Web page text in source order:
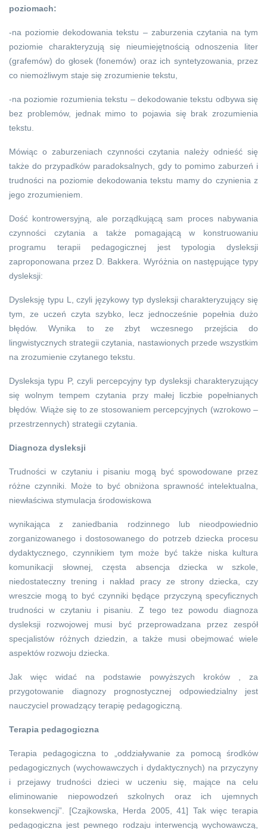
poziomach:
-na poziomie dekodowania tekstu – zaburzenia czytania na tym
poziomie charakteryzują się nieumiejętnością odnoszenia liter
(grafemów) do głosek (fonemów) oraz ich syntetyzowania, przez
co niemożliwym staje się zrozumienie tekstu,
-na poziomie rozumienia tekstu – dekodowanie tekstu odbywa się
bez problemów, jednak mimo to pojawia się brak zrozumienia
tekstu.
Mówiąc o zaburzeniach czynności czytania należy odnieść się
także do przypadków paradoksalnych, gdy to pomimo zaburzeń i
trudności na poziomie dekodowania tekstu mamy do czynienia z
jego zrozumieniem.
Dość kontrowersyjną, ale porządkującą sam proces nabywania
czynności czytania a także pomagającą w konstruowaniu
programu terapii pedagogicznej jest typologia dysleksji
zaproponowana przez D. Bakkera. Wyróżnia on następujące typy
dysleksji:
Dysleksję typu L, czyli językowy typ dysleksji charakteryzujący się
tym, ze uczeń czyta szybko, lecz jednocześnie popełnia dużo
błędów. Wynika to ze zbyt wczesnego przejścia do
lingwistycznych strategii czytania, nastawionych przede wszystkim
na zrozumienie czytanego tekstu.
Dysleksja typu P, czyli percepcyjny typ dysleksji charakteryzujący
się wolnym tempem czytania przy małej liczbie popełnianych
błędów. Wiąże się to ze stosowaniem percepcyjnych (wzrokowo –
przestrzennych) strategii czytania.
Diagnoza dysleksji
Trudności w czytaniu i pisaniu mogą być spowodowane przez
różne czynniki. Może to być obniżona sprawność intelektualna,
niewłaściwa stymulacja środowiskowa
wynikająca z zaniedbania rodzinnego lub nieodpowiednio
zorganizowanego i dostosowanego do potrzeb dziecka procesu
dydaktycznego, czynnikiem tym może być także niska kultura
komunikacji słownej, częsta absencja dziecka w szkole,
niedostateczny trening i nakład pracy ze strony dziecka, czy
wreszcie mogą to być czynniki będące przyczyną specyficznych
trudności w czytaniu i pisaniu. Z tego tez powodu diagnoza
dysleksji rozwojowej musi być przeprowadzana przez zespół
specjalistów różnych dziedzin, a także musi obejmować wiele
aspektów rozwoju dziecka.
Jak więc widać na podstawie powyższych kroków , za
przygotowanie diagnozy prognostycznej odpowiedzialny jest
nauczyciel prowadzący terapię pedagogiczną.
Terapia pedagogiczna
Terapia pedagogiczna to „oddziaływanie za pomocą środków
pedagogicznych (wychowawczych i dydaktycznych) na przyczyny
i przejawy trudności dzieci w uczeniu się, mające na celu
eliminowanie niepowodzeń szkolnych oraz ich ujemnych
konsekwencji”. [Czajkowska, Herda 2005, 41] Tak więc terapia
pedagogiczna jest pewnego rodzaju interwencją wychowawczą,